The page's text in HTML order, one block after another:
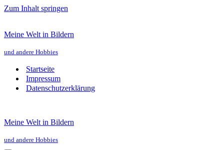
Zum Inhalt springen
Meine Welt in Bildern
und andere Hobbies
Startseite
Impressum
Datenschutzerklärung
Meine Welt in Bildern
und andere Hobbies